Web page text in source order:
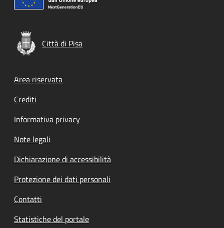
Città di Pisa
Footer menu
Area riservata
Crediti
Informativa privacy
Note legali
Dichiarazione di accessibilità
Protezione dei dati personali
Contatti
Statistiche del portale